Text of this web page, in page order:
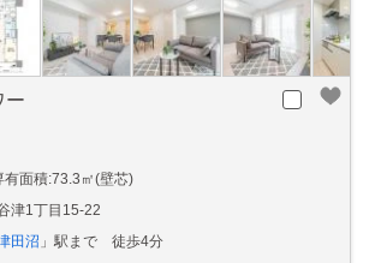
ー
有面積:73.3㎡(壁芯)
津1丁目15-22
田沼 」駅まで 徒歩4分